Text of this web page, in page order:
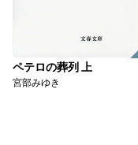
ペテロの葬列 上
宮部みゆき